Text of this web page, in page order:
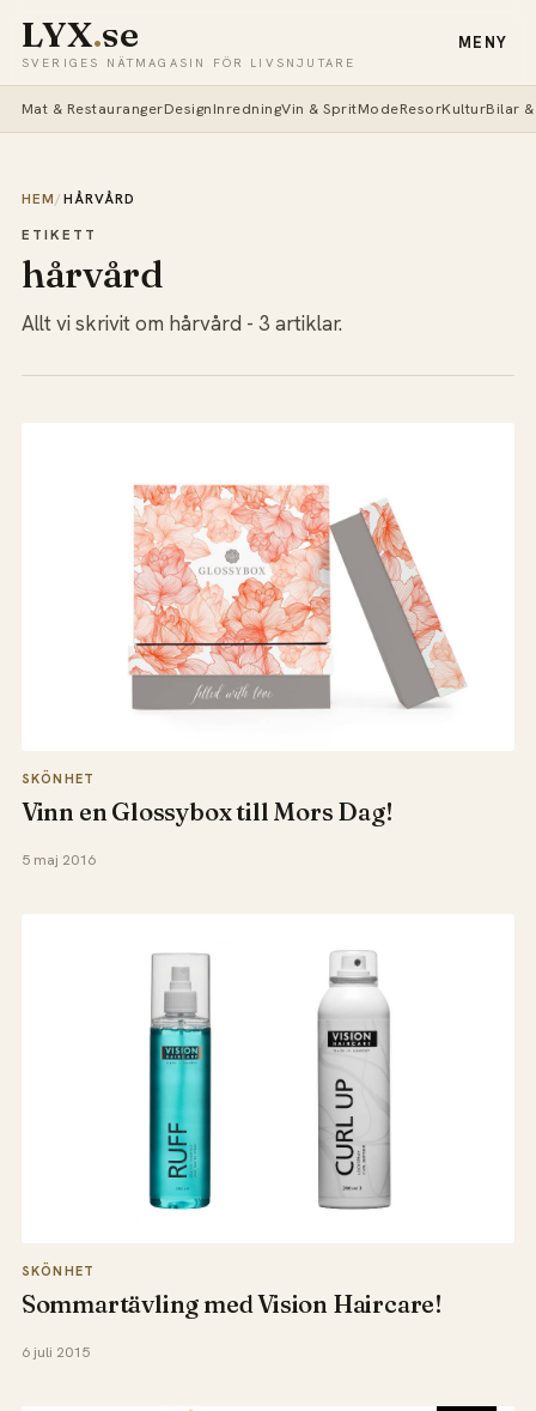
LYX.se
SVERIGES NÄTMAGASIN FÖR LIVSNJUTARE
MENY
Mat & RestaurangerDesignInredningVin & SpritModeResorKulturBilar
HEM / HÅRVÅRD
ETIKETT
hårvård
Allt vi skrivit om hårvård - 3 artiklar.
SKÖNHET
Vinn en Glossybox till Mors Dag!
5 maj 2016
SKÖNHET
Sommartävling med Vision Haircare!
6 juli 2015